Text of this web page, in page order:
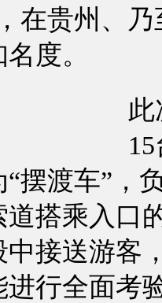
在贵州、
度。
此
摆渡车”，
道搭乘入口
中接送游客
进行全面考